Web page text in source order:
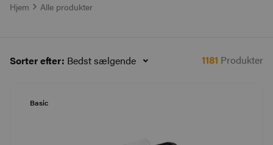
Hjem Alle produkter
1181 Produkter
Sorter efter: Bedst sælgende
Basic